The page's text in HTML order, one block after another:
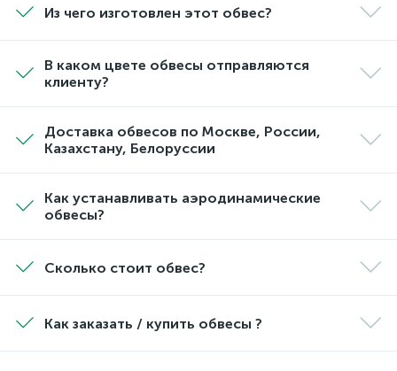
Из чего изготовлен этот обвес?
В каком цвете обвесы отправляются
клиенту?
Доставка обвесов по Москве, России,
Казахстану, Белоруссии
Как устанавливать аэродинамические
обвесы?
Сколько стоит обвес?
Как заказать / купить обвесы ?